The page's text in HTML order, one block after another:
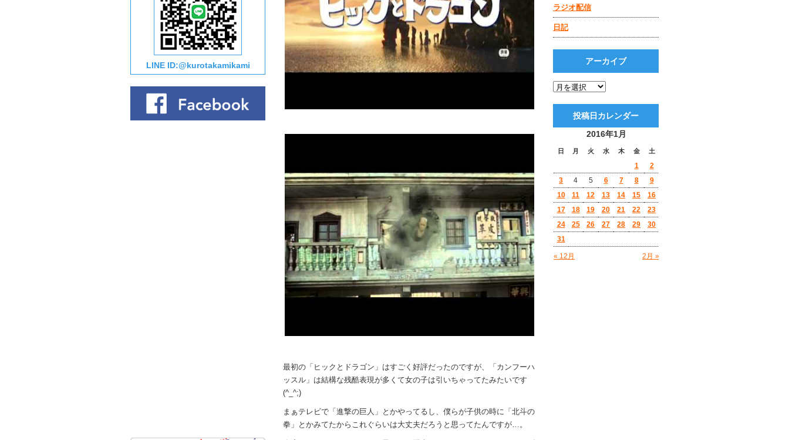
LINE ID:@kurotakamikami
最初の「ヒックとドラゴン」はすごく好評だったのですが、「カンフーハ
ッスル」は結構な残酷表現が多くて女の子は引いちゃってたみたいです
(^_^;)
まぁテレビで「進撃の巨人」とかやってるし、僕らが子供の時に「北斗の
拳」とかみてたからこれぐらいは大丈夫だろうと思ってたんですが…。
ラジオ配信
日記
アーカイブ
投稿日カレンダー
2016年1月
日 月 火 水 木 金 土
« 12月 2月 »
1
2
3
4 5 6 7 8
9
10
11 12 13 14 15
16
17
18 19 20 21 22
23
24
25 26 27 28 29
30
31